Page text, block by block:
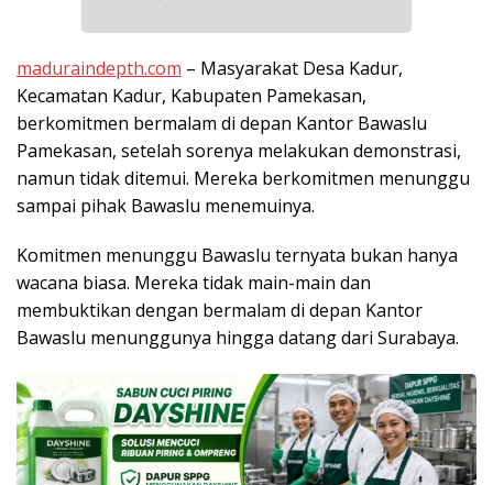
maduraindepth.com – Masyarakat Desa Kadur,
Kecamatan Kadur, Kabupaten Pamekasan,
berkomitmen bermalam di depan Kantor Bawaslu
Pamekasan, setelah sorenya melakukan demonstrasi,
namun tidak ditemui. Mereka berkomitmen menunggu
sampai pihak Bawaslu menemuinya.
Komitmen menunggu Bawaslu ternyata bukan hanya
wacana biasa. Mereka tidak main-main dan
membuktikan dengan bermalam di depan Kantor
Bawaslu menunggunya hingga datang dari Surabaya.